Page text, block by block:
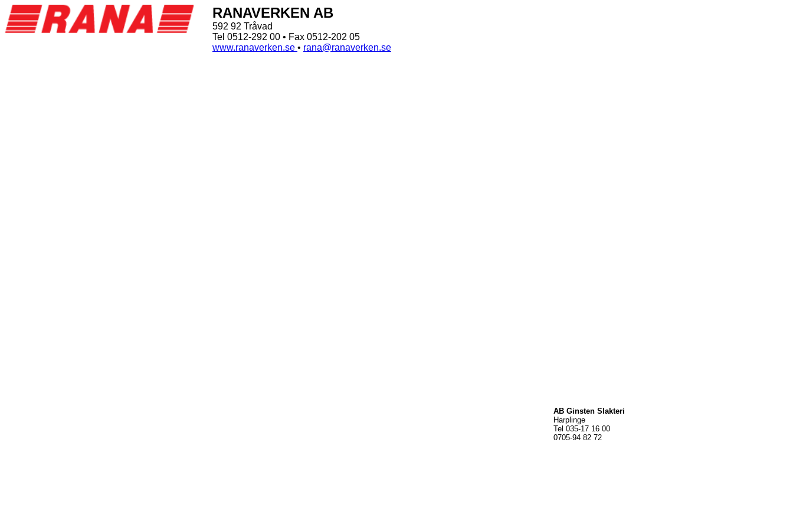
RANAVERKEN AB
592 92 Tråvad
Tel 0512-292 00 • Fax 0512-202 05
www.ranaverken.se • rana@ranaverken.se
AB Ginsten Slakteri
Harplinge
Tel 035-17 16 00
0705-94 82 72